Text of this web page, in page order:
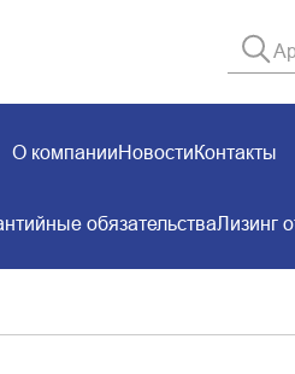
О компанииНовостиКонтакты
обязательстваЛизинг